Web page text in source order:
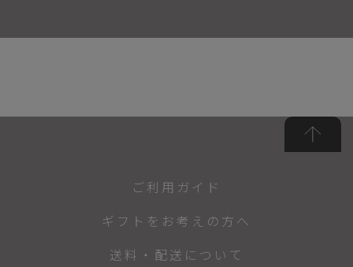
ご利用ガイド
ギフトをお考えの方へ
送料・配送について